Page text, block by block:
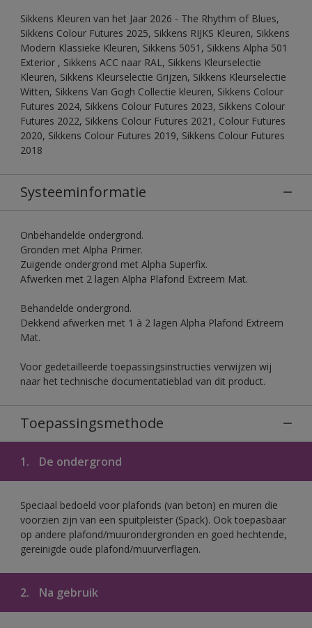
Sikkens Kleuren van het Jaar 2026 - The Rhythm of Blues,
Sikkens Colour Futures 2025, Sikkens RIJKS Kleuren, Sikkens
Modern Klassieke Kleuren, Sikkens 5051, Sikkens Alpha 501
Exterior , Sikkens ACC naar RAL, Sikkens Kleurselectie
Kleuren, Sikkens Kleurselectie Grijzen, Sikkens Kleurselectie
Witten, Sikkens Van Gogh Collectie kleuren, Sikkens Colour
Futures 2024, Sikkens Colour Futures 2023, Sikkens Colour
Futures 2022, Sikkens Colour Futures 2021, Colour Futures
2020, Sikkens Colour Futures 2019, Sikkens Colour Futures
2018
Systeeminformatie
Onbehandelde ondergrond.
Gronden met Alpha Primer.
Zuigende ondergrond met Alpha Superfix.
Afwerken met 2 lagen Alpha Plafond Extreem Mat.
Behandelde ondergrond.
Dekkend afwerken met 1 à 2 lagen Alpha Plafond Extreem
Mat.
Voor gedetailleerde toepassingsinstructies verwijzen wij
naar het technische documentatieblad van dit product.
Toepassingsmethode
1. De ondergrond
Speciaal bedoeld voor plafonds (van beton) en muren die
voorzien zijn van een spuitpleister (Spack). Ook toepasbaar
op andere plafond/muurondergronden en goed hechtende,
gereinigde oude plafond/muurverflagen.
2. Na gebruik